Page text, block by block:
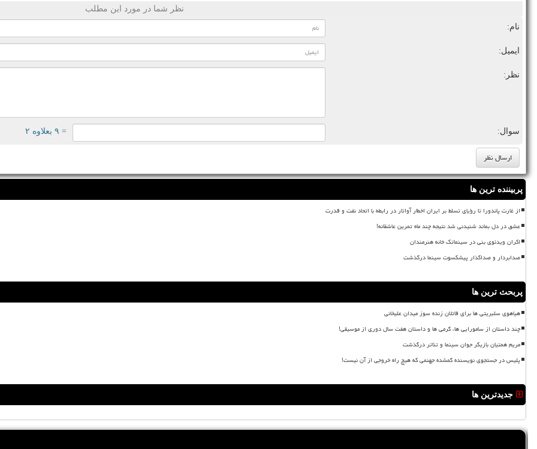
نظر شما در مورد این مطلب
نام:
ایمیل:
نظر:
سوال: = ۹ بعلاوه ۲
پربیننده ترین ها
از غارت پاندورا تا رؤیای تسلط بر ایران اخطار آواتار در رابطه با اتحاد نفت و قدرت
عشق در دل بماند شنیدنی شد نتیجه چند ماه تمرین عاشقانه!
اکران ویدئوی بنی در سینماتک خانه هنرمندان
صدابردار و صداگذار پیشکسوت سینما درگذشت
پربحث ترین ها
هیاهوی سلبریتی ها برای قاتلان زنده سوز میدان علیخانی
چند داستان از سامورایی ها، گرمی ها و داستان هفت سال دوری از موسیقی!
مریم همتیان بازیگر جوان سینما و تئاتر درگذشت
پلیس در جستجوی نویسنده گمشده جهنمی که هیچ راه خروجی از آن نیست!
جدیدترین ها